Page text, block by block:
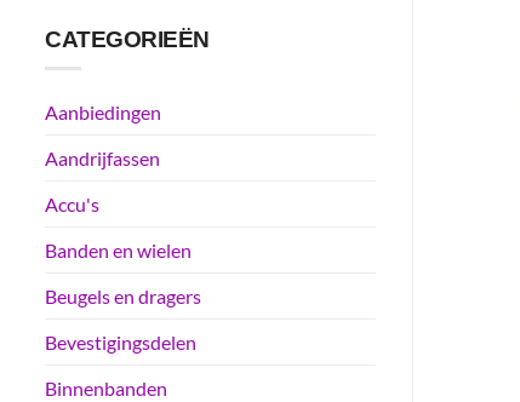
CATEGORIEËN
Aanbiedingen
Aandrijfassen
Accu's
Banden en wielen
Beugels en dragers
Bevestigingsdelen
Binnenbanden